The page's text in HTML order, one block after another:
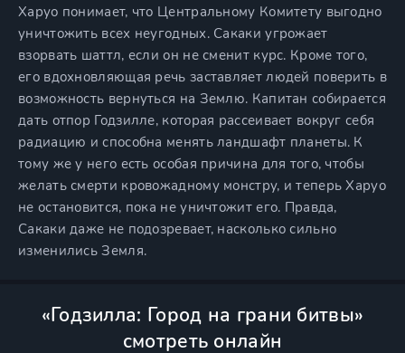
Харуо понимает, что Центральному Комитету выгодно
уничтожить всех неугодных. Сакаки угрожает
взорвать шаттл, если он не сменит курс. Кроме того,
его вдохновляющая речь заставляет людей поверить в
возможность вернуться на Землю. Капитан собирается
дать отпор Годзилле, которая рассеивает вокруг себя
радиацию и способна менять ландшафт планеты. К
тому же у него есть особая причина для того, чтобы
желать смерти кровожадному монстру, и теперь Харуо
не остановится, пока не уничтожит его. Правда,
Сакаки даже не подозревает, насколько сильно
изменились Земля.
«Годзилла: Город на грани битвы»
смотреть онлайн